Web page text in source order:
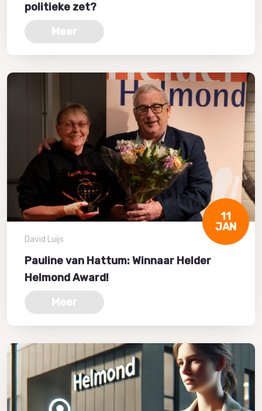
politieke zet?
Meer
11
JAN
David Luijs
Pauline van Hattum: Winnaar Helder
Helmond Award!
Meer